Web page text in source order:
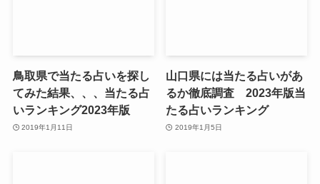
鳥取県で当たる占いを探し
てみた結果、、、当たる占
いランキング2023年版
2019年1月11日
山口県には当たる占いがあ
るか徹底調査 2023年版当
たる占いランキング
2019年1月5日